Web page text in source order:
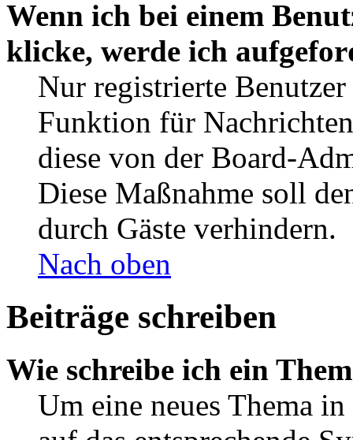
Wenn ich bei einem
klicke, werde ich
Nur registrierte
Funktion für
diese von der Board-
Diese Maßnahme soll
durch Gäste verhindern.
Nach oben
Beiträge schreiben
Wie schreibe ich ein
Um eine neues Thema